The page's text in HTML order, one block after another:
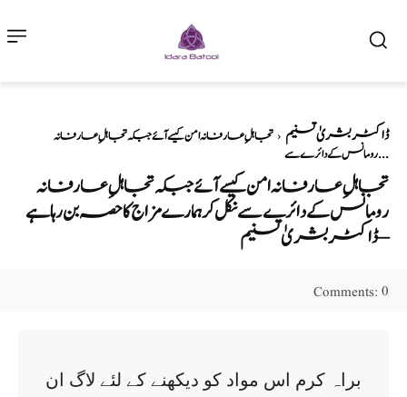
ڈاکٹر بشریٰ تسنیم
تجاہلِ عارفانہ امن کیسے آئے جبکہ تجاہلِ عارفانہ
رومانس کے دائرے سے...
تجاہلِ عارفانہ امن کیسے آئے جبکہ تجاہلِ عارفانہ
رومانس کے دائرے سے نکل کر ہمارے مزاج کا حصہ بن رہا ہے
– ڈاکٹر بشریٰ تسنیم
Comments: 0
براہ کرم اس مواد کو دیکھنے کے لئے لاگ ان